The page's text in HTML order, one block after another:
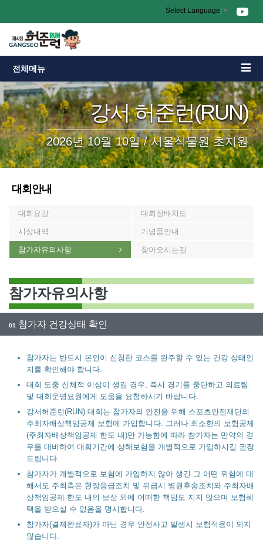
Select Language ▼
전체메뉴
강서 허준런(RUN)
2026년 10월 10일 / 서울식물원 초지원
대회안내
대회요강 대회장배치도
시상내역 기념품안내
참가자유의사항 찾아오시는길
참가자유의사항
01 참가자 건강상태 확인
참가자는 반드시 본인이 신청한 코스를 완주할 수 있는 건강 상태인
지를 확인해야 합니다.
대회 도중 신체적 이상이 생길 경우, 즉시 경기를 중단하고 의료팀
및 대회운영요원에게 도움을 요청하시기 바랍니다.
강서허준런(RUN) 대회는 참가자의 안전을 위해 스포츠안전재단의
주최자배상책임공제 보험에 가입합니다. 그러나 최소한의 보험공제
(주최자배상책임공제 한도 내)만 가능함에 따라 참가자는 만약의 경
우를 대비하여 대회기간에 상해보험을 개별적으로 가입하시길 권장
드립니다.
참가자가 개별적으로 보험에 가입하지 않아 생긴 그 어떤 위험에 대
해서도 주최측은 현장응급조치 및 위급시 병원후송조치와 주최자배
상책임공제 한도 내의 보상 외에 어떠한 책임도 지지 않으며 보험혜
택을 받으실 수 없음을 명시합니다.
참가자(결제완료자)가 아닌 경우 안전사고 발생시 보험적용이 되지
않습니다.